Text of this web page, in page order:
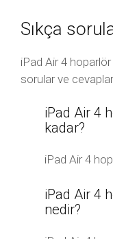
Sıkça
iPad Air 4
sorular ve
iPad Air 4
kadar?
iPad Air 4
iPad Air 4
nedir?